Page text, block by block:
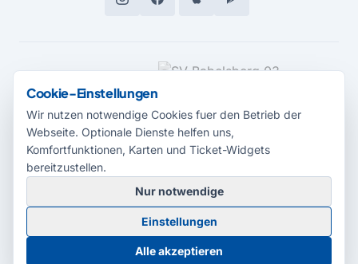
MEDIENPARTNER
© 2026 Radio Potsdam. Webseite entwickelt durch dieMedienagentur
Babelsberg
BarrierefreiheitserklärungAGBDatenschutzImpressum
Cookie-Einstellungen
Cookie-Einstellungen
Wir nutzen notwendige Cookies fuer den Betrieb der
Webseite. Optionale Dienste helfen uns,
Komfortfunktionen, Karten und Ticket-Widgets
bereitzustellen.
Nur notwendige
Einstellungen
Alle akzeptieren